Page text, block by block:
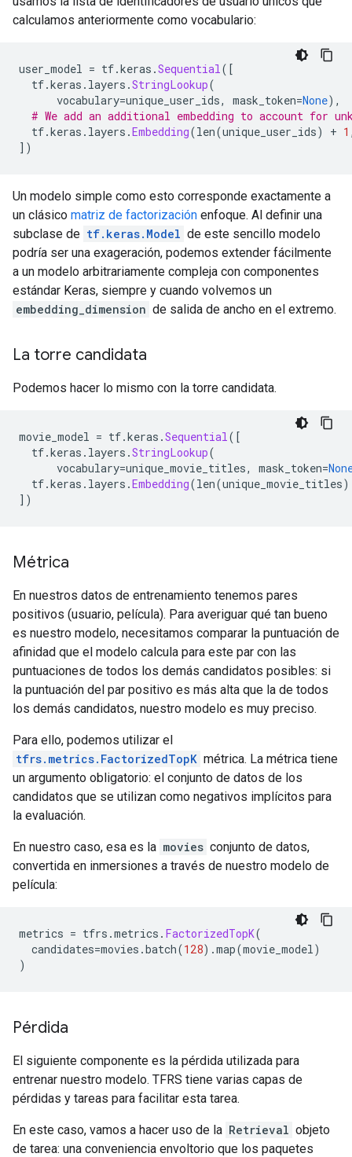
calculamos anteriormente como vocabulario:
user_model = tf.keras .Sequential([
tf.keras . layers .StringLookup(
vocabulary=unique_user_ids, mask_token=None),
# We add an additional embedding to account for
tf.keras . layers .Embedding(len(unique_user_ids) + 1
])
Un modelo simple como esto corresponde exactamente a
un clásico matriz de factorización enfoque. Al definir una
subclase de tf.keras.Model de este sencillo modelo
podría ser una exageración, podemos extender fácilmente
a un modelo arbitrariamente compleja con componentes
estándar Keras, siempre y cuando volvemos un
embedding_dimension de salida de ancho en el extremo.
La torre candidata
Podemos hacer lo mismo con la torre candidata.
movie_model = tf.keras .Sequential([
tf.keras . layers .StringLookup(
vocabulary=unique_movie_titles, mask_token=
tf.keras . layers .Embedding(len(unique_movie_titles)
])
Métrica
En nuestros datos de entrenamiento tenemos pares
positivos (usuario, película). Para averiguar qué tan bueno
es nuestro modelo, necesitamos comparar la puntuación de
afinidad que el modelo calcula para este par con las
puntuaciones de todos los demás candidatos posibles: si
la puntuación del par positivo es más alta que la de todos
los demás candidatos, nuestro modelo es muy preciso.
Para ello, podemos utilizar el
tfrs.metrics.FactorizedTopK métrica. La métrica tiene
un argumento obligatorio: el conjunto de datos de los
candidatos que se utilizan como negativos implícitos para
la evaluación.
En nuestro caso, esa es la movies conjunto de datos,
convertida en inmersiones a través de nuestro modelo de
película:
metrics = tfrs .metrics . FactorizedTopK(
candidates=movies .batch(128).map(movie_model)
)
Pérdida
El siguiente componente es la pérdida utilizada para
entrenar nuestro modelo. TFRS tiene varias capas de
pérdidas y tareas para facilitar esta tarea.
En este caso, vamos a hacer uso de la Retrieval objeto
de tarea: una conveniencia envoltorio que los paquetes